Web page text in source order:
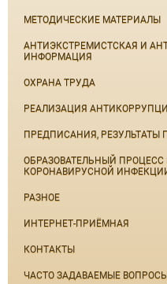
МЕТОДИЧЕСКИЕ МАТЕРИАЛЫ
АНТИЭКСТРЕМИСТСКАЯ И
ИНФОРМАЦИЯ
ОХРАНА ТРУДА
РЕАЛИЗАЦИЯ
ПРЕДПИСАНИЯ, РЕЗУЛЬТАТЫ
ОБРАЗОВАТЕЛЬНЫЙ
КОРОНАВИРУСНОЙ ИНФЕКЦИИ
РАЗНОЕ
ИНТЕРНЕТ-ПРИЁМНАЯ
КОНТАКТЫ
ЧАСТО ЗАДАВАЕМЫЕ